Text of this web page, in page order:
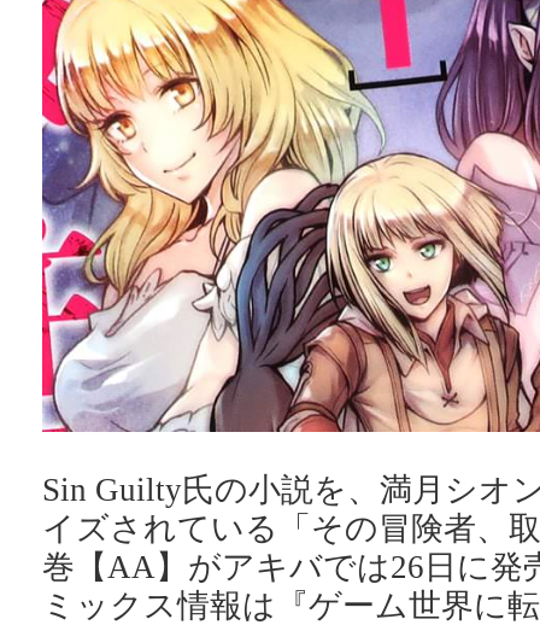
Sin Guilty氏の小説を、満月シオ
イズされている「その冒険者、
巻【AA】がアキバでは26日に発
ミックス情報は『ゲーム世界に